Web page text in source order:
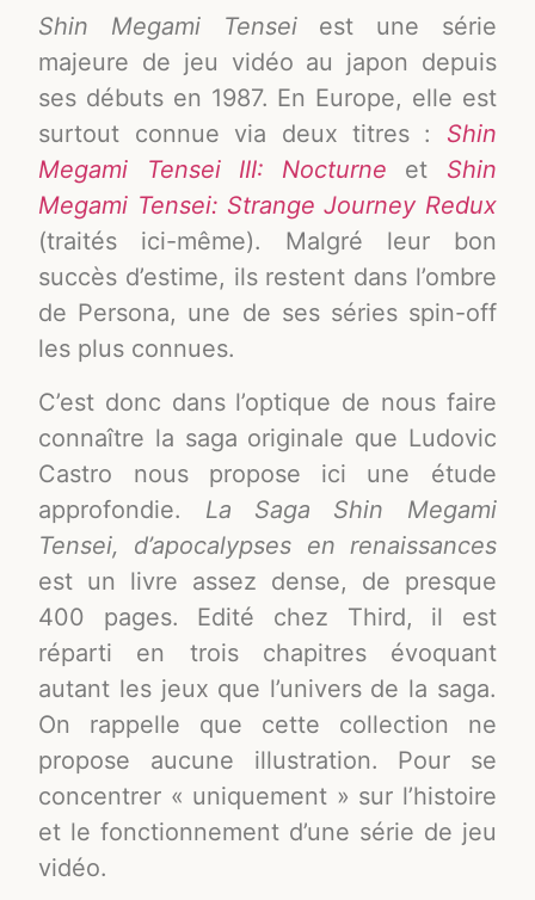
Shin Megami Tensei est une série
majeure de jeu vidéo au japon depuis
ses débuts en 1987. En Europe, elle est
surtout connue via deux titres : Shin
Megami Tensei III: Nocturne
et
Shin
Megami Tensei: Strange Journey Redux
(traités ici-même). Malgré leur bon
succès d’estime, ils restent dans l’ombre
de Persona, une de ses séries spin-off
les plus connues.
C’est donc dans l’optique de nous faire
connaître la saga originale que Ludovic
Castro nous propose ici une étude
approfondie. La Saga Shin Megami
Tensei, d’apocalypses en renaissances
est un livre assez dense, de presque
400 pages. Edité chez Third, il est
réparti en trois chapitres évoquant
autant les jeux que l’univers de la saga.
On rappelle que cette collection ne
propose aucune illustration. Pour se
concentrer « uniquement » sur l’histoire
et le fonctionnement d’une série de jeu
vidéo.